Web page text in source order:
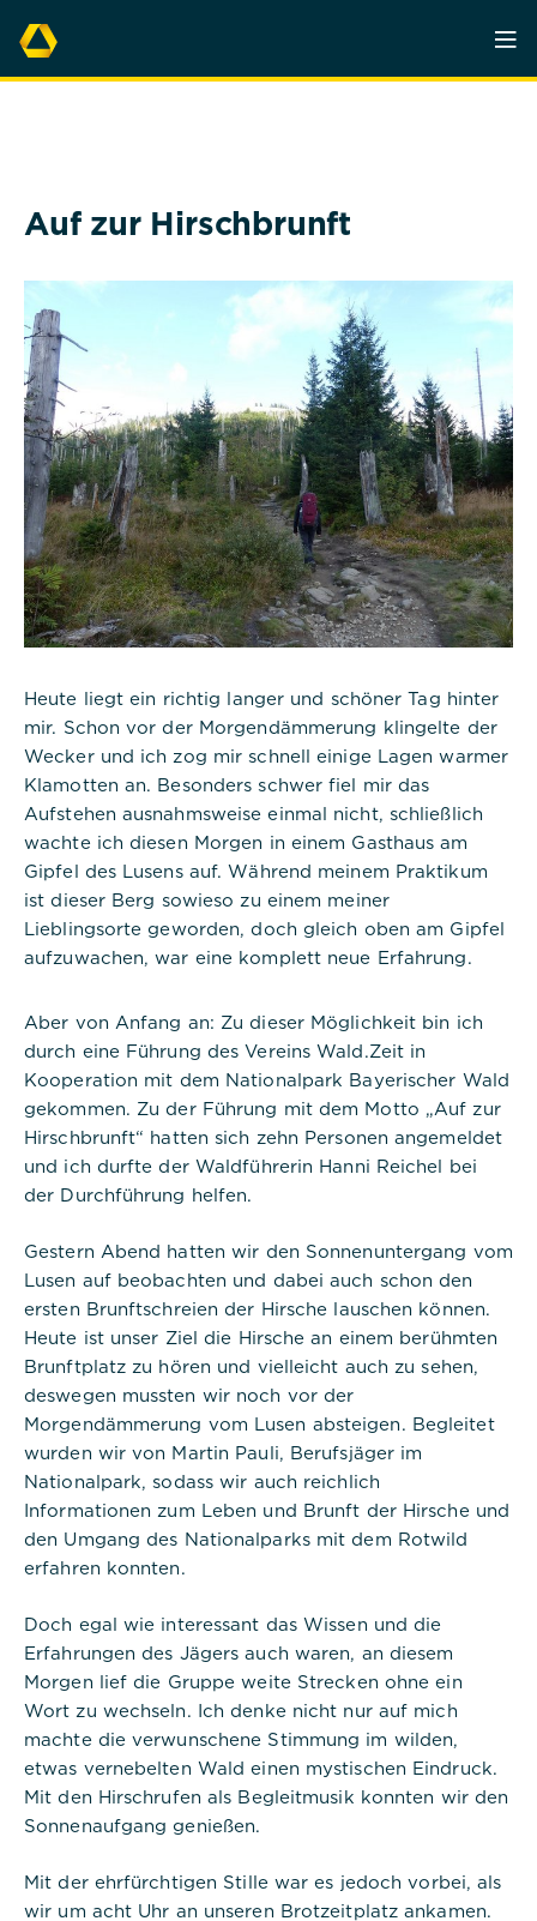
Auf zur Hirschbrunft
Heute liegt ein richtig langer und schöner Tag hinter
mir. Schon vor der Morgendämmerung klingelte der
Wecker und ich zog mir schnell einige Lagen warmer
Klamotten an. Besonders schwer fiel mir das
Aufstehen ausnahmsweise einmal nicht, schließlich
wachte ich diesen Morgen in einem Gasthaus am
Gipfel des Lusens auf. Während meinem Praktikum
ist dieser Berg sowieso zu einem meiner
Lieblingsorte geworden, doch gleich oben am Gipfel
aufzuwachen, war eine komplett neue Erfahrung.
Aber von Anfang an: Zu dieser Möglichkeit bin ich
durch eine Führung des Vereins Wald.Zeit in
Kooperation mit dem Nationalpark Bayerischer Wald
gekommen. Zu der Führung mit dem Motto „Auf zur
Hirschbrunft“ hatten sich zehn Personen angemeldet
und ich durfte der Waldführerin Hanni Reichel bei
der Durchführung helfen.
Gestern Abend hatten wir den Sonnenuntergang vom
Lusen auf beobachten und dabei auch schon den
ersten Brunftschreien der Hirsche lauschen können.
Heute ist unser Ziel die Hirsche an einem berühmten
Brunftplatz zu hören und vielleicht auch zu sehen,
deswegen mussten wir noch vor der
Morgendämmerung vom Lusen absteigen. Begleitet
wurden wir von Martin Pauli, Berufsjäger im
Nationalpark, sodass wir auch reichlich
Informationen zum Leben und Brunft der Hirsche und
den Umgang des Nationalparks mit dem Rotwild
erfahren konnten.
Doch egal wie interessant das Wissen und die
Erfahrungen des Jägers auch waren, an diesem
Morgen lief die Gruppe weite Strecken ohne ein
Wort zu wechseln. Ich denke nicht nur auf mich
machte die verwunschene Stimmung im wilden,
etwas vernebelten Wald einen mystischen Eindruck.
Mit den Hirschrufen als Begleitmusik konnten wir den
Sonnenaufgang genießen.
Mit der ehrfürchtigen Stille war es jedoch vorbei, als
wir um acht Uhr an unseren Brotzeitplatz ankamen.